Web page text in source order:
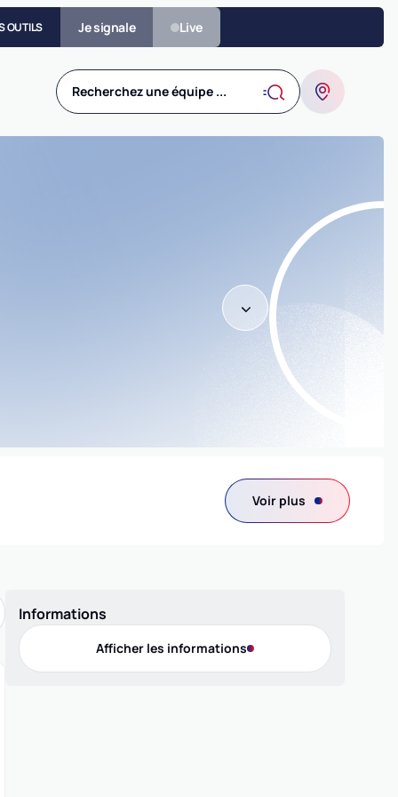
OUTILS Je signale Live
Recherchez une équipe ...
Voir plus
Informations
Afficher les informations